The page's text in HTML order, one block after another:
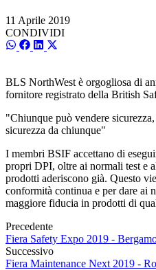
11 Aprile 2019
CONDIVIDI
SCondividi
SCondividi
SCondividi
(Twitter)
BLS NorthWest è orgogliosa di
fornitore registrato della British
"Chiunque può vendere
sicurezza da chiunque"
I membri BSIF accettano di
propri DPI, oltre ai normali test e
prodotti aderiscono già. Questo
conformità continua e per dare ai
maggiore fiducia in prodotti di
Precedente
Fiera Safety Expo 2019 -
Successivo
Fiera Maintenance Next 2019 -